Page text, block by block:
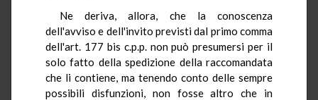
Ne deriva, allora, che la conoscenza
dell'avviso e dell'invito previsti dal primo comma
dell'art. 177 bis c.p.p. non può presumersi per il
solo fatto della spedizione della raccomandata
che li contiene, ma tenendo conto delle sempre
possibili disfunzioni, non fosse altro che in